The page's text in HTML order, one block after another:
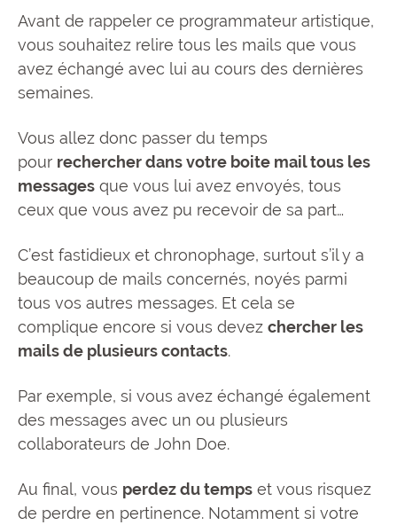
Avant de rappeler ce programmateur artistique,
vous souhaitez relire tous les mails que vous
avez échangé avec lui au cours des dernières
semaines.
Vous allez donc passer du temps
pour rechercher dans votre boite mail tous les
messages que vous lui avez envoyés, tous
ceux que vous avez pu recevoir de sa part…
C’est fastidieux et chronophage, surtout s’il y a
beaucoup de mails concernés, noyés parmi
tous vos autres messages. Et cela se
complique encore si vous devez chercher les
mails de plusieurs contacts.
Par exemple, si vous avez échangé également
des messages avec un ou plusieurs
collaborateurs de John Doe.
Au final, vous perdez du temps et vous risquez
de perdre en pertinence. Notamment si votre